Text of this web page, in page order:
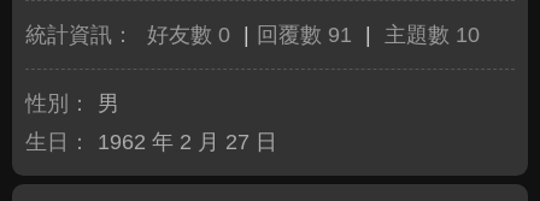
統計資訊： 好友數 0 回覆數 91 主題數 10
性別：
男
生日：
1962 年 2 月 27 日